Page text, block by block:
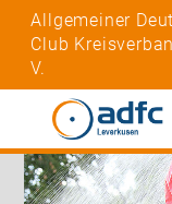
Allgemeiner
Club
V.